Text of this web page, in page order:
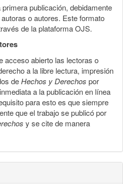
publicación, debidamente
o autores. Este formato
de la plataforma OJS.
acceso abierto las lectoras o
a la libre lectura, impresión
deHechos y Derechos por
a la publicación en línea
para esto es que siempre
que el trabajo se publicó por
y se cite de manera